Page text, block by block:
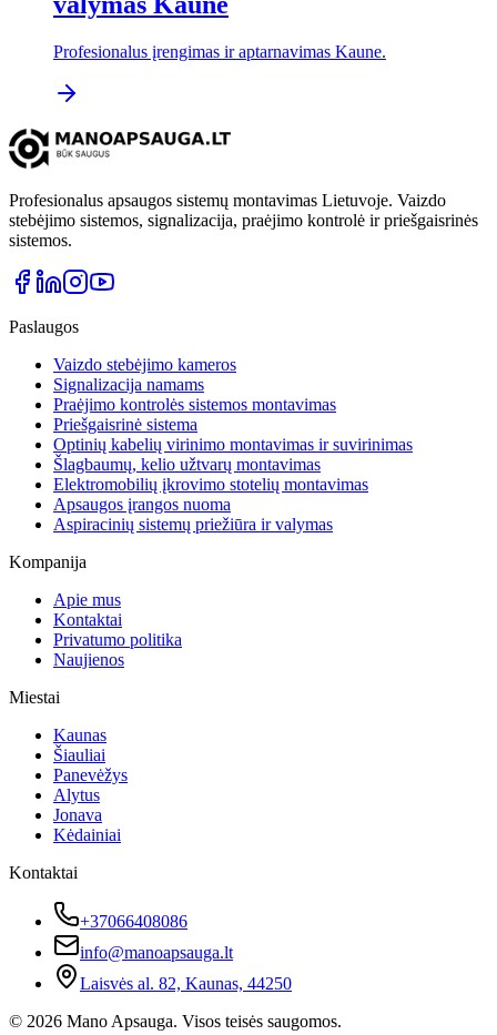
Profesionalus įrengimas ir aptarnavimas Kaune.
Profesionalus apsaugos sistemų montavimas Lietuvoje. Vaizdo
stebėjimo sistemos, signalizacija, praėjimo kontrolė ir priešgaisrinės
sistemos.
Paslaugos
Vaizdo stebėjimo kameros
Signalizacija namams
Praėjimo kontrolės sistemos montavimas
Priešgaisrinė sistema
Optinių kabelių virinimo montavimas ir suvirinimas
Šlagbaumų, kelio užtvarų montavimas
Elektromobilių įkrovimo stotelių montavimas
Apsaugos įrangos nuoma
Aspiracinių sistemų priežiūra ir valymas
Kompanija
Apie mus
Kontaktai
Privatumo politika
Naujienos
Miestai
Kaunas
Šiauliai
Panevėžys
Alytus
Jonava
Kėdainiai
Kontaktai
+37066408086
info@manoapsauga.lt
Laisvės al. 82, Kaunas, 44250
© 2026 Mano Apsauga. Visos teisės saugomos.